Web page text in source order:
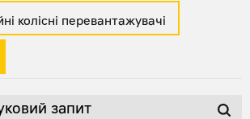
колісні перевантажувачі